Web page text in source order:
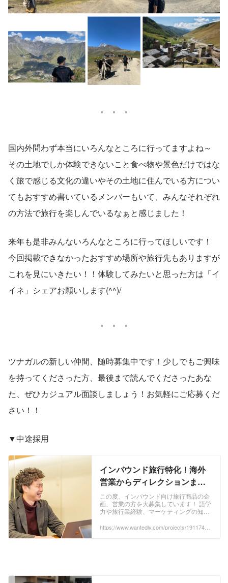
国内外問わず本当にいろんなところに行ってますよね～
その土地でしか体験できないこと食べ物や景色だけではな
く旅で感じる文化の違いやその土地に住んでいる方につい
てもおすすめ書いているメンバーもいて、みんなそれぞれ
の方法で旅行を楽しんでいるなぁと感じました！
来年も是非みんないろんなところに行ってほしいです！
今回掲載できなかったおすすめ場所や旅行先もありますが
これを見にいきたい！！体験してみたいと思った方は「イ
イネ」シェアお願いします(^^)/
ツナガルの新しい仲間、随時募集中です！少しでもご興味
を持ってくださった方、最後まで読んでくださったあな
た、ぜひカジュアル面談しましょう！お気軽にご応募くだ
さい！！
▼中途採用
インバウンド旅行特化！海外
営業からディレクションまで
お任せできる方大募集！ - ツナ
ガル株式会社の事業開発の採
用 - Wantedly
この度、インバウンド向け旅行商品の企
画、営業の方を大募集しています！ 語学
力や旅行業経験、マーケティングの知識
https://www.wantedly.com/projects/1911740?